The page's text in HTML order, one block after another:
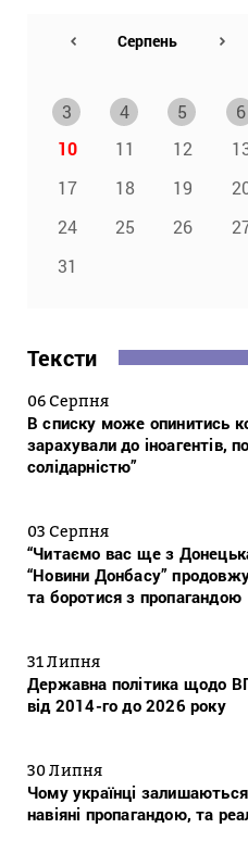
3
4 5 6
10
11 12
17
18 19
24
25 26
31
Тексти
06 Серпня
В списку може опинитись
зарахували до іноагентів,
солідарністю”
03 Серпня
“Читаємо вас ще з
“Новини Донбасу”
та боротися з пропагандою
31 Липня
Державна політика щодо
від 2014-го до 2026 року
30 Липня
Чому українці
навіяні пропагандою, та